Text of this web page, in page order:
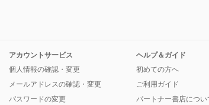
アカウントサービス
個人情報の確認・変更
メールアドレスの確認・変更
パスワードの変更
ヘルプ＆ガイド
初めての方へ
ご利用ガイド
パートナー書店につい